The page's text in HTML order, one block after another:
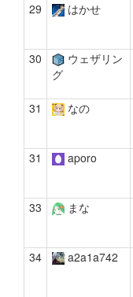
29 はかせ
30
ウェザリン
グ
31 なの
31 aporo
33 まな
34 a2a1a742